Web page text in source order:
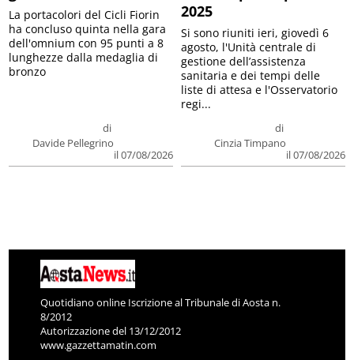
di
Davide Pellegrino
il 07/08/2026
La portacolori del Cicli Fiorin
ha concluso quinta nella gara
dell'omnium con 95 punti a 8
lunghezze dalla medaglia di
bronzo
2025
di
Cinzia Timpano
il 07/08/2026
Si sono riuniti ieri, giovedì 6
agosto, l'Unità centrale di
gestione dell’assistenza
sanitaria e dei tempi delle
liste di attesa e l'Osservatorio
regi...
Quotidiano online Iscrizione al Tribunale di Aosta n.
8/2012
Autorizzazione del 13/12/2012
www.gazzettamatin.com